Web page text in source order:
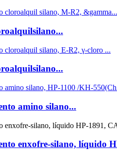
amino silano...
enxofre-silano, líquido